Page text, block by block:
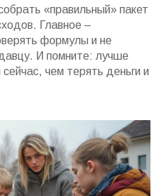
«правильный» пакет
Главное –
формулы и не
И помните: лучше
чем терять деньги и